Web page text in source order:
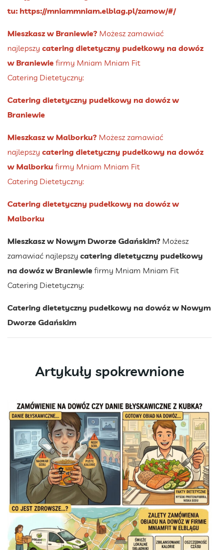
tu: https://mniammniam.elblag.pl/zamow/#/
Mieszkasz w Braniewie? Możesz zamawiać
najlepszy catering dietetyczny pudełkowy na dowóz
w Braniewie firmy Mniam Mniam Fit
Catering Dietetyczny:
Catering dietetyczny pudełkowy na dowóz w
Braniewie
Mieszkasz w Malborku? Możesz zamawiać
najlepszy catering dietetyczny pudełkowy na dowóz
w Malborku firmy Mniam Mniam Fit
Catering Dietetyczny:
Catering dietetyczny pudełkowy na dowóz w
Malborku
Mieszkasz w Nowym Dworze Gdańskim? Możesz
zamawiać najlepszy catering dietetyczny pudełkowy
na dowóz w Braniewie firmy Mniam Mniam Fit
Catering Dietetyczny:
Catering dietetyczny pudełkowy na dowóz w Nowym
Dworze Gdańskim
Artykuły spokrewnione